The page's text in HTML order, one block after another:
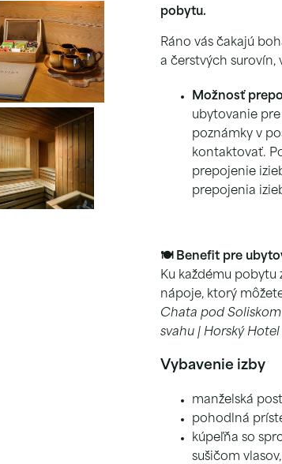
pobytu.
Ráno vás čakajú
a čerstvých surovín,
Možnosť
ubytovanie
poznámky v
kontaktovať.
prepojenie
prepojenia
🍽 Benefit pre
Ku každému pobytu
nápoje, ktorý
Chata pod Soliskom
svahu | Horský
Vybavenie izby
manželská
pohodlná
kúpeľňa so
sušičom